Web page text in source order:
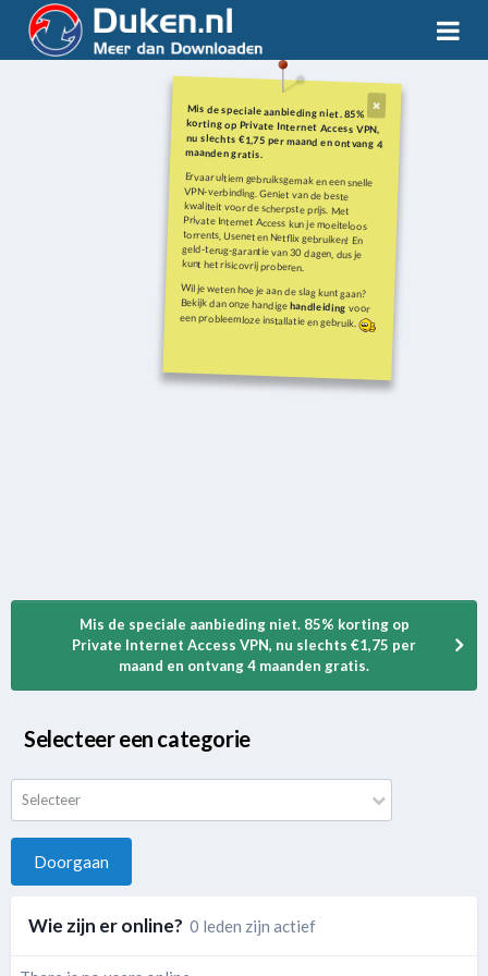
Mis de speciale aanbieding niet. 85%
korting op Private Internet Access VPN,
nu slechts €1,75 per maand en ontvang 4
maanden gratis.
Ervaar ultiem gebruiksgemak en een snelle
VPN-verbinding. Geniet van de beste
kwaliteit voor de scherpste prijs. Met
Private Internet Access kun je moeiteloos
torrents, Usenet en Netflix gebruiken! En
geld-terug-garantie van 30 dagen, dus je
kunt het risicovrij proberen.
Wil je weten hoe je aan de slag kunt gaan?
Bekijk dan onze handigehandleiding voor
een probleemloze installatie en gebruik.
Mis de speciale aanbieding niet. 85% korting op
Private Internet Access VPN, nu slechts €1,75 per
maand en ontvang 4 maanden gratis.
Selecteer een categorie
Selecteer
Doorgaan
Wie zijn er online? 0 leden zijn actief